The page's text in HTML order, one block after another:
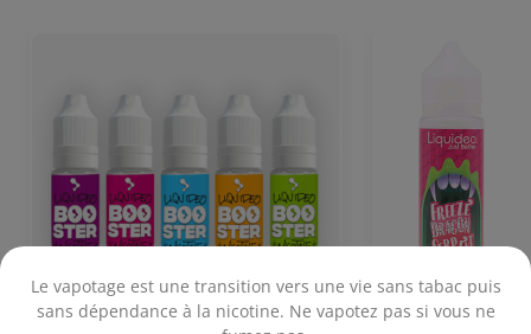
Le vapotage est une transition vers une vie sans tabac puis
sans dépendance à la nicotine. Ne vapotez pas si vous ne